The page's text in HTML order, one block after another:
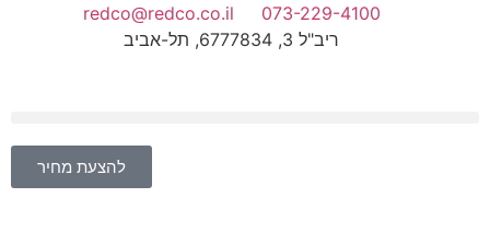
073-229-4100
redco@redco.co.il
ריב"ל 3, 6777834, תל-אביב
להצעת מחיר